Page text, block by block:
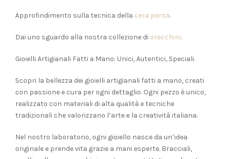
Approfindimento sulla tecnica della cera persa.
Dai uno sguardo alla nostra collezione di orecchini.
Gioielli Artigianali Fatti a Mano: Unici, Autentici, Speciali.
Scopri la bellezza dei gioielli artigianali fatti a mano, creati
con passione e cura per ogni dettaglio. Ogni pezzo è unico,
realizzato con materiali di alta qualità e tecniche
tradizionali che valorizzano l’arte e la creatività italiana.
Nel nostro laboratorio, ogni gioiello nasce da un’idea
originale e prende vita grazie a mani esperte. Bracciali,